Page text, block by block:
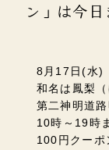
ン」は今日
8月17日(水)
和名は鳳梨
第二神明道路
10時～19時
100円クーポ